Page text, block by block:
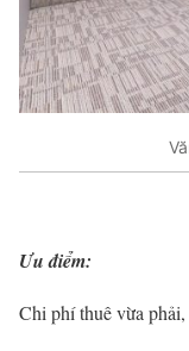
Ưu điểm:
Chi phí thuê vừa